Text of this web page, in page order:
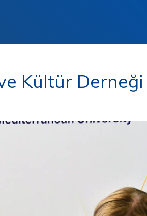
Kültür Derneği